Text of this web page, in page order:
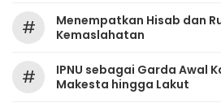
#
Menempatkan Hisab dan
Kemaslahatan
#
IPNU sebagai Garda Awal
Makesta hingga Lakut